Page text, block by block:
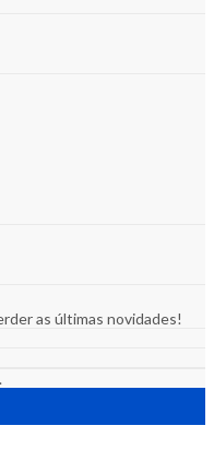
as últimas novidades!